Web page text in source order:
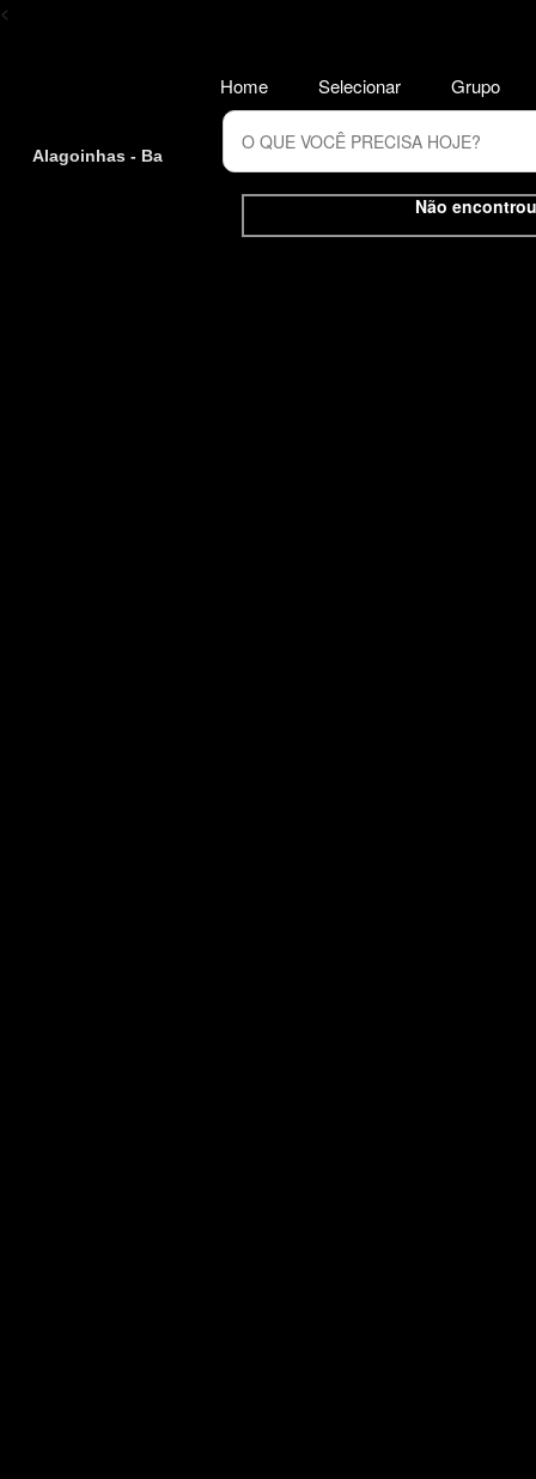
<
Alagoinhas - Ba
Não
Home Selecionar Grupo